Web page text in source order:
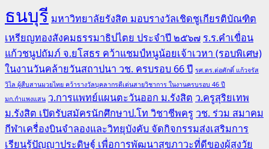
ธนบุรี มหาวิทยาลัยรังสิต มอบรางวัลเชิดชูเกียรติบัณฑิต
เหรียญทองสังคมธรรมาธิปไตย ประจำปี ๒๕๖๗ ร.ร.คำเขื่อน
แก้วชนูปถัมภ์ จ.ยโสธร คว้าแชมป์หนูน้อยเจ้าเวหา (รอบพิเศษ)
ในงานวันคล้ายวันสถาปนา วช. ครบรอบ 66 ปี รศ.ดร.ต่อศักดิ์ แก้วจรัส
วิไล ผู้สืบสานมวยไทย คว้ารางวัลบุคลากรดีเด่นสายวิชาการ ในงานครบรอบ 46 ปี
มก.กำแพงแสน ว.การแพทย์แผนตะวันออก ม.รังสิต ว.ครูสุริยเทพ
ม.รังสิต เปิดรับสมัครนักศึกษาป.โท วิชาชีพครู วช. ร่วม สมาคม
กีฬาเครื่องบินจำลองและวิทยุบังคับ จัดกิจกรรมส่งเสริมการ
เรียนรู้ปัญญาประดิษฐ์ เพื่อการพัฒนาสุขภาวะที่ดีของผู้สูงวัย